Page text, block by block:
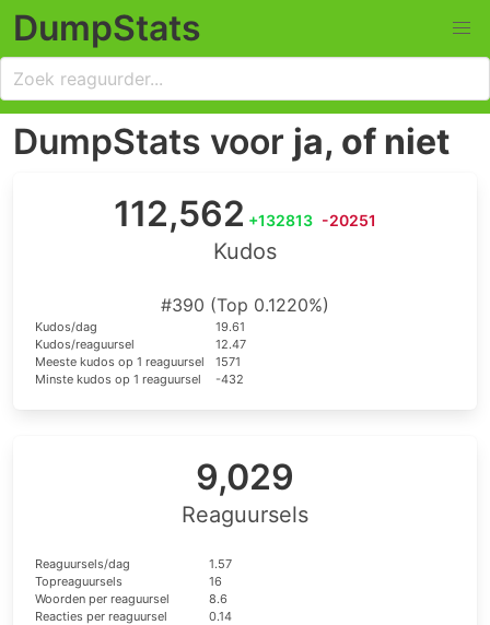
DumpStats
DumpStats voor ja, of niet
112,562 +132813 -20251
Kudos
#390 (Top 0.1220%)
Kudos/dag
19.61
Kudos/reaguursel
12.47
Meeste kudos op 1 reaguursel
1571
Minste kudos op 1 reaguursel
-432
9,029
Reaguursels
Reaguursels/dag
1.57
Topreaguursels
16
Woorden per reaguursel
8.6
Reacties per reaguursel
0.14